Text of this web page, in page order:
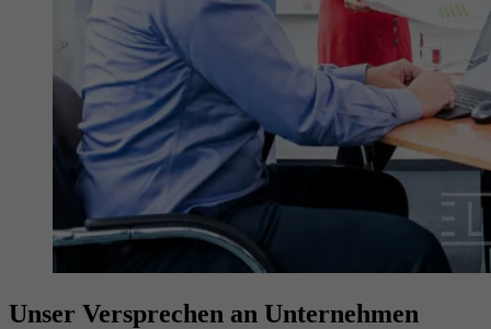
Unser Versprechen an Unternehmen